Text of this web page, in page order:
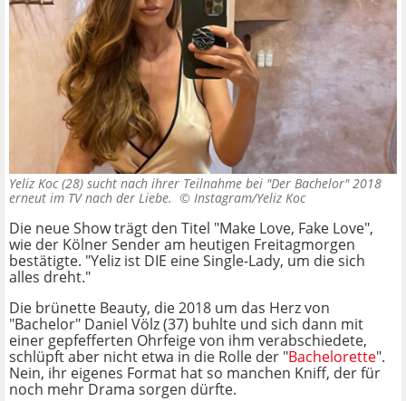
Yeliz Koc (28) sucht nach ihrer Teilnahme bei "Der Bachelor" 2018
erneut im TV nach der Liebe. © Instagram/Yeliz Koc
Die neue Show trägt den Titel "Make Love, Fake Love",
wie der Kölner Sender am heutigen Freitagmorgen
bestätigte. "Yeliz ist DIE eine Single-Lady, um die sich
alles dreht."
Die brünette Beauty, die 2018 um das Herz von
"Bachelor" Daniel Völz (37) buhlte und sich dann mit
einer gepfefferten Ohrfeige von ihm verabschiedete,
schlüpft aber nicht etwa in die Rolle der "Bachelorette".
Nein, ihr eigenes Format hat so manchen Kniff, der für
noch mehr Drama sorgen dürfte.